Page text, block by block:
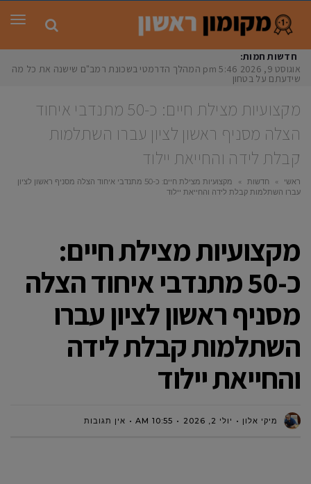
חדשות חמות:
אוגוסט 9, 2026
5:46 pm המהלך הדרמטי בשכונת רמב"ם שישנה את כל מה
שידעתם על בטחון
מקצועיות מצילת חיים: כ-50 מתנדבי איחוד
הצלה מסניף ראשון לציון עברו השתלמות
קבלת לידה והחייאת יילוד
ראשי » חדשות »
מקצועיות מצילת חיים: כ-50 מתנדבי איחוד הצלה מסניף ראשון לציון
עברו השתלמות קבלת לידה והחייאת יילוד
מקצועיות מצילת חיים:
כ-50 מתנדבי איחוד הצלה
מסניף ראשון לציון עברו
השתלמות קבלת לידה
והחייאת יילוד
מיקי אלון יולי 2, 2026 10:55 AM אין תגובות